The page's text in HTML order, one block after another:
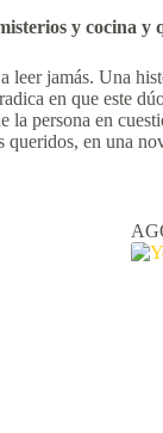
y cocina
leer jamás. Una
en que este
persona en
en una